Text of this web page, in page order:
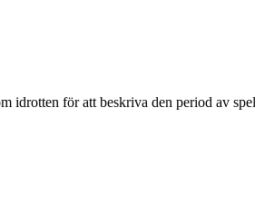
idrotten för att beskriva den period av